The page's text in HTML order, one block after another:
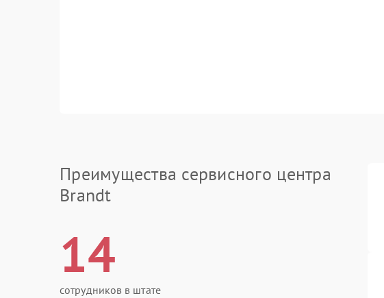
Преимущества сервисного центра
Brandt
14
сотрудников в штате